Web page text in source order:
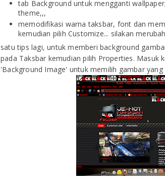
tab Background untuk mengganti
theme,,,
memodifikasi warna taksbar, font dan
kemudian pilih Customize... silakan
satu tips lagi, untuk memberi background
pada Taksbar kemudian pilih Properties. Masuk
'Background Image' untuk memilih gambar yang